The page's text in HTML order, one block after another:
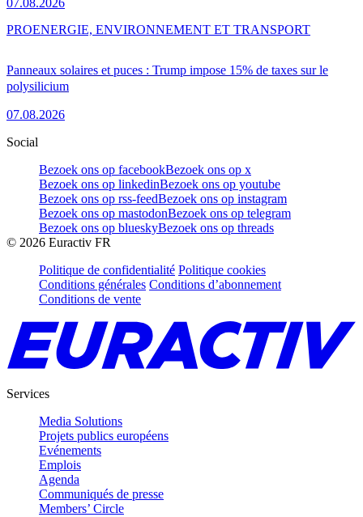
Panneaux solaires et puces : Trump impose 15% de taxes sur le
polysilicium
07.08.2026
PROENERGIE, ENVIRONNEMENT ET TRANSPORT
Social
Bezoek ons op facebookBezoek ons op x
Bezoek ons op linkedinBezoek ons op youtube
Bezoek ons op rss-feedBezoek ons op instagram
Bezoek ons op mastodonBezoek ons op telegram
Bezoek ons op blueskyBezoek ons op threads
© 2026 Euractiv FR
Politique de confidentialité Politique cookies
Conditions générales Conditions d’abonnement
Conditions de vente
Services
Media Solutions
Projets publics européens
Evénements
Emplois
Agenda
Communiqués de presse
Members’ Circle